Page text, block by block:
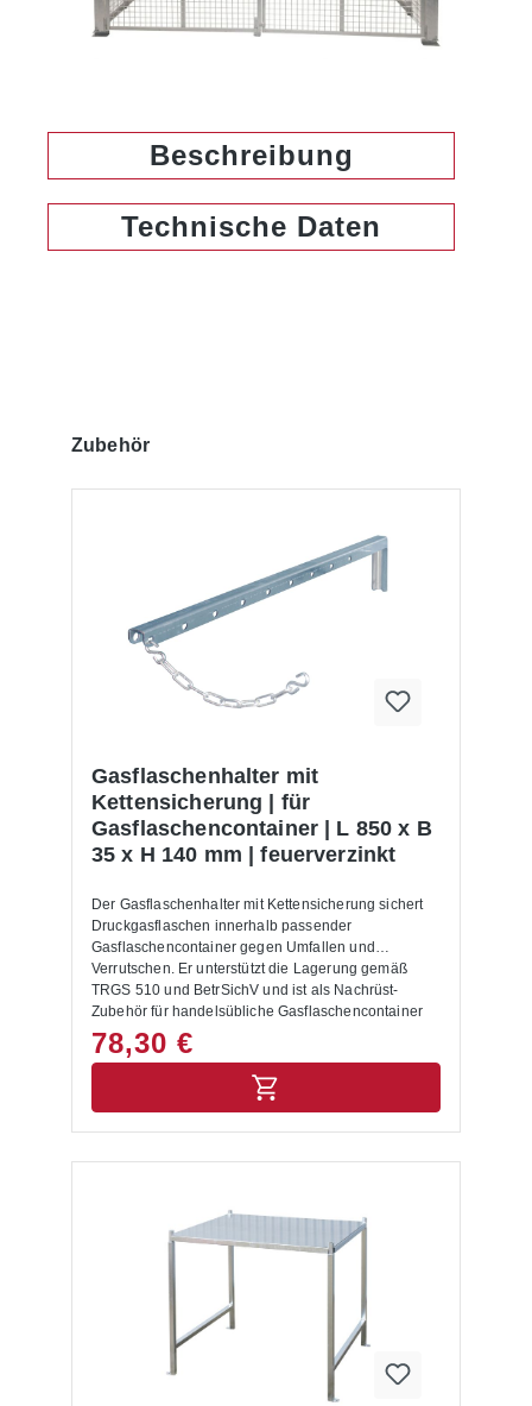
Beschreibung
Technische Daten
Produktgalerie überspringen
Zubehör
Gasflaschenhalter mit
Kettensicherung | für
Gasflaschencontainer | L 850 x B
35 x H 140 mm | feuerverzinkt
Der Gasflaschenhalter mit Kettensicherung sichert
Druckgasflaschen innerhalb passender
Gasflaschencontainer gegen Umfallen und
Verrutschen. Er unterstützt die Lagerung gemäß
TRGS 510 und BetrSichV und ist als Nachrüst-
Zubehör für handelsübliche Gasflaschencontainer
ausgelegt.Die Halterung besteht aus
feuerverzinktem Stahl und ist dauerhaft
korrosionsbeständig für den Einsatz im Innenbereich
und Außenbereich. Mit den Maßen 850 x 35 x 140
Kettensicherung hält Gasflaschen formschlüssig in
Entnahmebetrieb.Für wen ist der Gasflaschenhalter
geeignet?Der Gasflaschenhalter eignet sich für
Gasflaschencontainern sicher und übersichtlich
lagern möchten. Typische Einsatzbereiche sind
Industrie, Produktion, Handwerk, Werkstätten,
technische Betriebe sowie Lager- und
Versorgungsflächen mit erhöhtem
Sicherheitsbedarf.Vorteile Fixiert Gasflaschen im
78,30 €